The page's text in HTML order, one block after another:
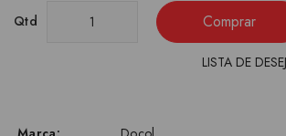
Qtd
Comprar
LISTA DE